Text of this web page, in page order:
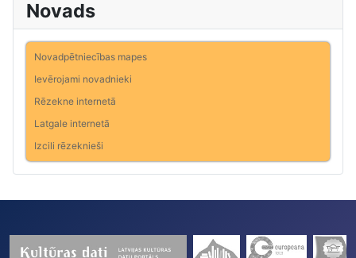
Novads
Novadpētniecības mapes
Ievērojami novadnieki
Rēzekne internetā
Latgale internetā
Izcili rēzeknieši